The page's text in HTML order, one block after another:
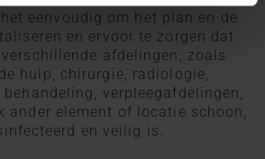
eenvoudig om het plan en de
en ervoor te zorgen dat
afdelingen, zoals
hulp, chirurgie, radiologie,
verpleegafdelingen,
ander element of locatie schoon,
en veilig is.